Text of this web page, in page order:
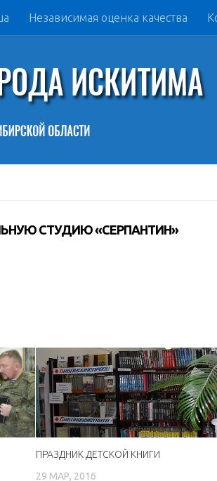
Независимая оценка качества
СТУДИЮ «СЕРПАНТИН»
ПРАЗДНИК ДЕТСКОЙ КНИГИ
29 МАР, 2016